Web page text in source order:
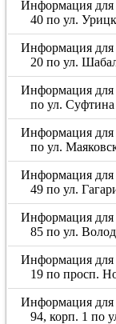
Информация
40 по ул.
Информация
20 по ул.
Информация
по ул. Суфтина
Информация
по ул.
Информация
49 по ул.
Информация
85 по ул.
Информация
19 по просп.
Информация
94, корп. 1 по